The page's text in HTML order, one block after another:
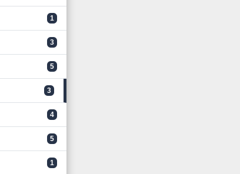
1
3
5
3
4
5
1